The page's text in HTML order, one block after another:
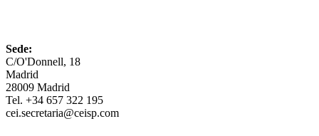
Sede:
C/O'Donnell, 18
Madrid
28009 Madrid
Tel. +34 657 322 195
cei.secretaria@ceisp.com